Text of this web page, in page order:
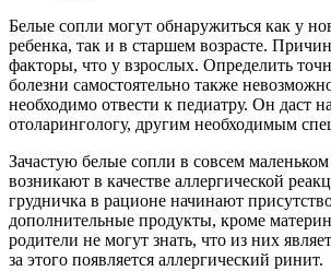
Белые сопли могут обнаружиться как у
ребенка, так и в старшем возрасте.
факторы, что у взрослых. Определить
болезни самостоятельно также
необходимо отвести к педиатру. Он даст
отоларингологу, другим необходимым
Зачастую белые сопли в совсем маленьком
возникают в качестве аллергической
грудничка в рационе начинают
дополнительные продукты, кроме
родители не могут знать, что из них
за этого появляется аллергический ринит.